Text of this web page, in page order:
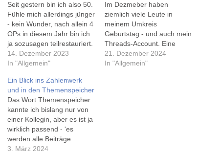
Seit gestern bin ich also 50.
Fühle mich allerdings jünger
- kein Wunder, nach allein 4
OPs in diesem Jahr bin ich
ja sozusagen teilrestauriert.
Als verspätetes
Geburtstagsgeschenk gab
von Metas Twitter, oh, sorry,
X-Konkurrenten Threads.
Threads kann man mit
seinem Instagramaccount
nutzen, und diese…
14. Dezember 2023
In "Allgemein"
Im Dezmeber haben
ziemlich viele Leute in
meinem Umkreis
Geburtstag - und auch mein
Threads-Account. Eine
Woche ists schon wieder
her, am Tag nach nach mir
21. Dezember 2024
In "Allgemein"
Ein Blick ins Zahlenwerk
und in den Themenspeicher
Das Wort Themenspeicher
kannte ich bislang nur von
einer Kollegin, aber es ist ja
wirklich passend - 'es
werden alle Beiträge
gesammelt, die zwar
3. März 2024